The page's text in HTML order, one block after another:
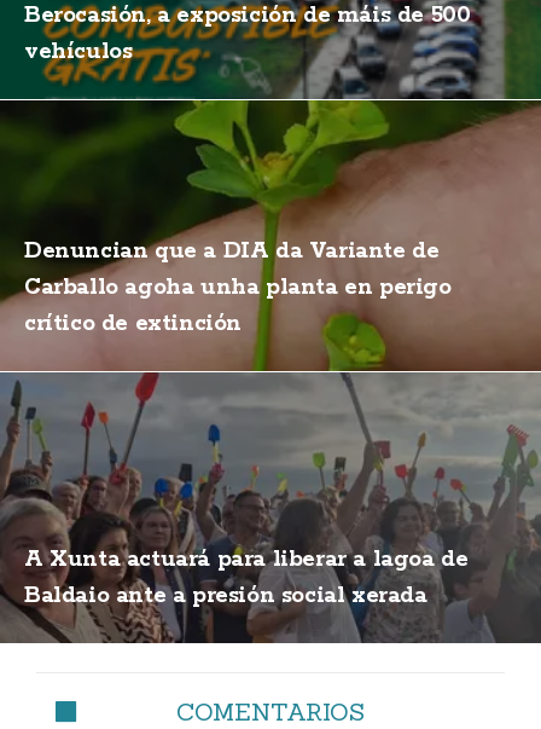
Berocasión, a exposición de máis de 500
vehículos
Denuncian que a DIA da Variante de
Carballo agoha unha planta en perigo
crítico de extinción
A Xunta actuará para liberar a lagoa de
Baldaio ante a presión social xerada
COMENTARIOS